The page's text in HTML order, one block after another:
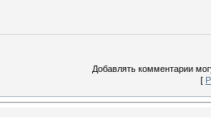
Добавлять комментарии
[